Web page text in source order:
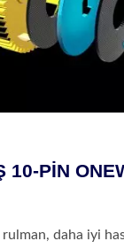
10-PİN
daha iyi